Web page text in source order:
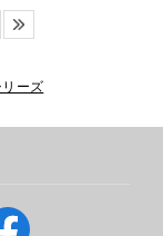
ーズ